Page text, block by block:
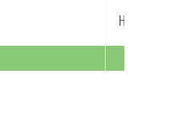
Hausmeister